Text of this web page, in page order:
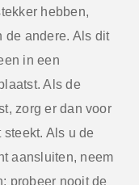
hebben,
de andere. Als dit
in een
Als de
zorg er dan voor
Als u de
aansluiten, neem
probeer nooit de